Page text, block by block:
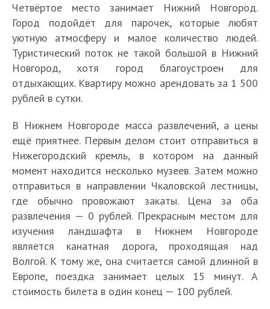
Четвёртое место занимает Нижний Новгород.
Город подойдёт для парочек, которые любят
уютную атмосферу и малое количество людей.
Туристический поток не такой большой в Нижний
Новгород, хотя город благоустроен для
отдыхающих. Квартиру можно арендовать за 1 500
рублей в сутки.
В Нижнем Новгороде масса развлечений, а цены
ещё приятнее. Первым делом стоит отправиться в
Нижегородский кремль, в котором на данный
момент находится несколько музеев. Затем можно
отправиться в направлении Чкаловской лестницы,
где обычно провожают закаты. Цена за оба
развлечения — 0 рублей. Прекрасным местом для
изучения ландшафта в Нижнем Новгороде
является канатная дорога, проходящая над
Волгой. К тому же, она считается самой длинной в
Европе, поездка занимает целых 15 минут. А
стоимость билета в один конец — 100 рублей.